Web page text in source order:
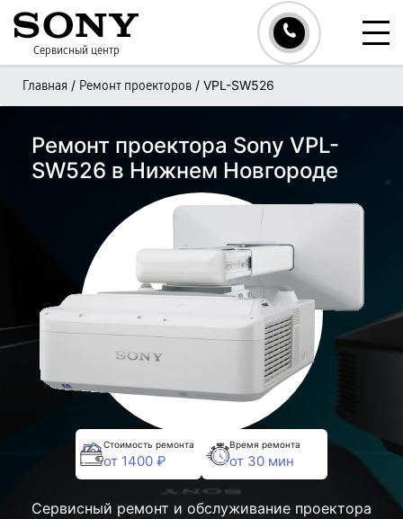
Сервисный центр
Главная / Ремонт проекторов / VPL-SW526
Ремонт проектора Sony VPL-
SW526 в Нижнем Новгороде
Стоимость ремонта
от 1400 ₽
Время ремонта
от 30 мин
Сервисный ремонт и обслуживание проектора